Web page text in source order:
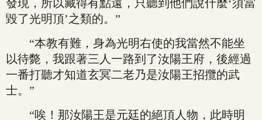
發現，所以藏得有點遠，只聽到他們說什麼‘須當
毀了光明頂’之類的。”
“本教有難，身為光明右使的我當然不能坐
以待斃，我跟著三人一路到了汝陽王府，後經過
一番打聽才知道玄冥二老乃是汝陽王招攬的武
士。”
“唉！那汝陽王是元廷的絕頂人物，此時明